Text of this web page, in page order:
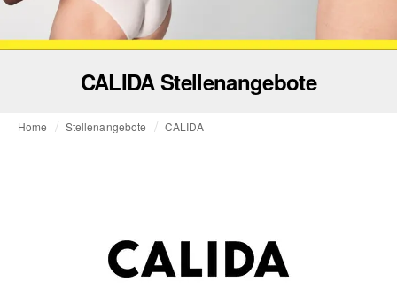
CALIDA Stellenangebote
Home Stellenangebote CALIDA